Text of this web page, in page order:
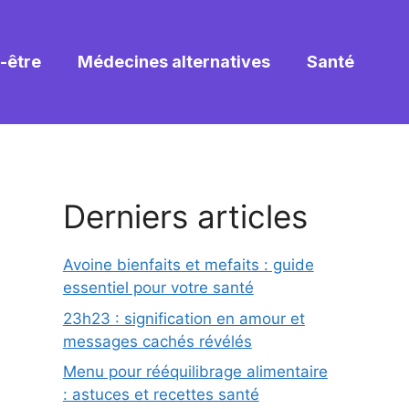
être Médecines alternatives Santé
Derniers articles
Avoine bienfaits et mefaits : guide
essentiel pour votre santé
23h23 : signification en amour et
messages cachés révélés
Menu pour rééquilibrage alimentaire
: astuces et recettes santé